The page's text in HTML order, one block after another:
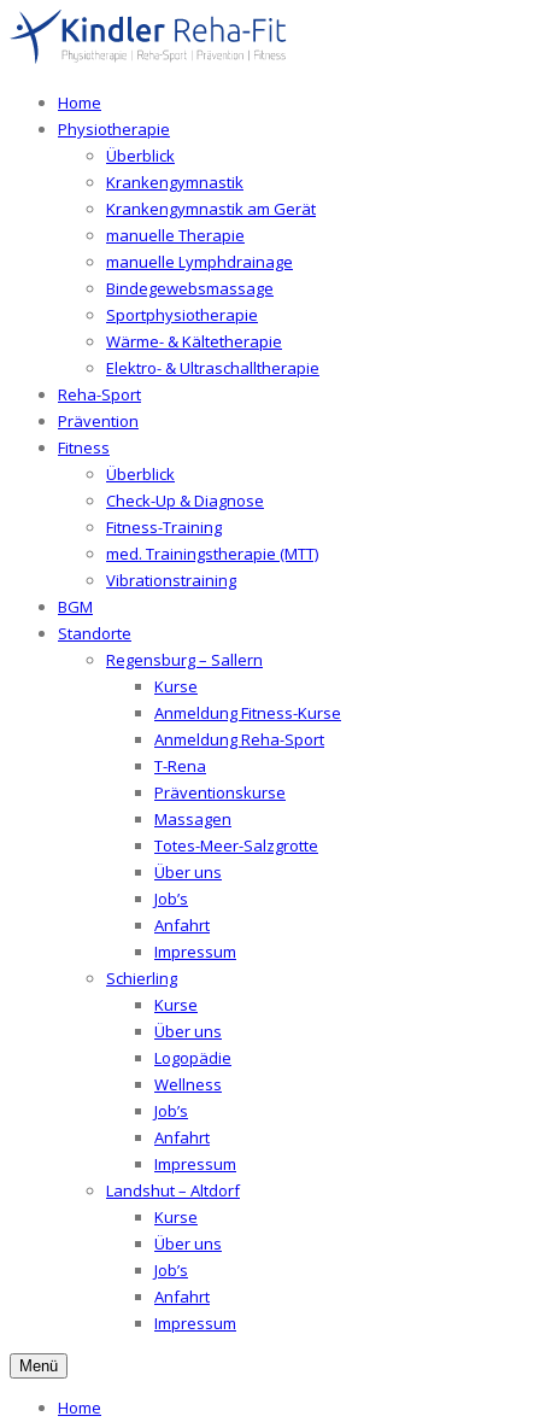
Home
Physiotherapie
Überblick
Krankengymnastik
Krankengymnastik am Gerät
manuelle Therapie
manuelle Lymphdrainage
Bindegewebsmassage
Sportphysiotherapie
Wärme- & Kältetherapie
Elektro- & Ultraschalltherapie
Reha-Sport
Prävention
Fitness
Überblick
Check-Up & Diagnose
Fitness-Training
med. Trainingstherapie (MTT)
Vibrationstraining
BGM
Standorte
Regensburg – Sallern
Kurse
Anmeldung Fitness-Kurse
Anmeldung Reha-Sport
T-Rena
Präventionskurse
Massagen
Totes-Meer-Salzgrotte
Über uns
Job’s
Anfahrt
Impressum
Schierling
Kurse
Über uns
Logopädie
Wellness
Job’s
Anfahrt
Impressum
Landshut – Altdorf
Kurse
Über uns
Job’s
Anfahrt
Impressum
Menü
Home